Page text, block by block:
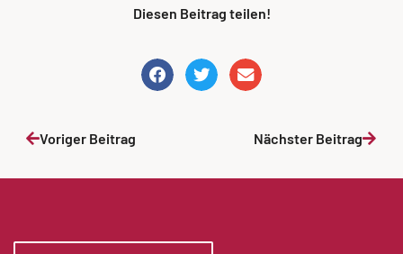
Diesen Beitrag teilen!
Voriger Beitrag Nächster Beitrag